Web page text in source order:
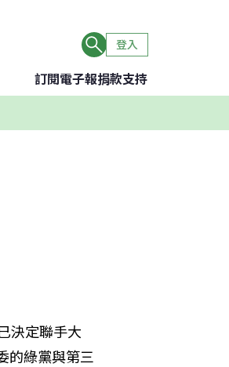
登入
訂閱電子報捐款支持
決定聯手大
的綠黨與第三